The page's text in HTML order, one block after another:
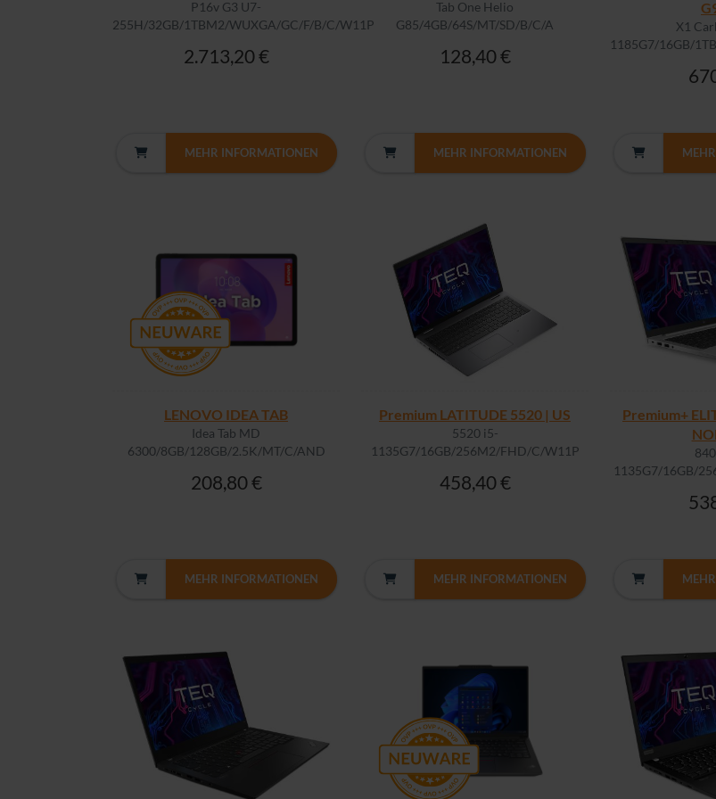
P16v G3 U7-
255H/32GB/1TBM2/WUXGA/GC/F/B/C/W11P
2.713,20 €
MEHR INFORMATIONEN
Tab One Helio
G85/4GB/64S/MT/SD/B/C/A
128,40 €
MEHR INFORMATIONEN
X1
1185G7/16GB/
LENOVO IDEA TAB
Idea Tab MD
6300/8GB/128GB/2.5K/MT/C/AND
208,80 €
MEHR INFORMATIONEN
Premium LATITUDE 5520 | US
5520 i5-
1135G7/16GB/256M2/FHD/C/W11P
458,40 €
MEHR INFORMATIONEN
Premium+
1135G7/16GB/